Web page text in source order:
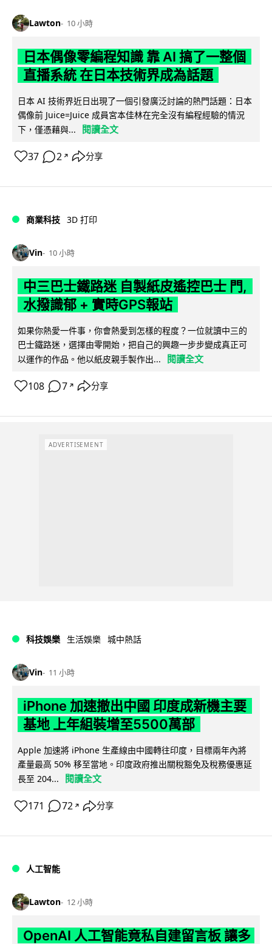
Lawton 10 小時
日本偶像零編程知識 靠 AI 搞了一整個
直播系統 在日本技術界成為話題
日本 AI 技術界近日出現了一個引發廣泛討論的熱門話題：日本
偶像前 Juice=Juice 成員宮本佳林在完全沒有編程經驗的情況
下，僅憑藉與...
閱讀全文
37 2 ↗ 分享
商業科技 3D 打印
Vin 10 小時
中三巴士鐵路迷 自製紙皮遙控巴士 門,
水撥識郁 + 實時GPS報站
如果你熱愛一件事，你會熱愛到怎樣的程度？一位就讀中三的
巴士鐵路迷，選擇由零開始，把自己的興趣一步步變成真正可
以運作的作品。他以紙皮親手製作出...
閱讀全文
108 7 ↗ 分享
ADVERTISEMENT
科技娛樂 生活娛樂 城中熱話
Vin 11 小時
iPhone 加速撤出中國 印度成新機主要
基地 上年組裝增至5500萬部
Apple 加速將 iPhone 生產線由中國轉往印度，目標兩年內將
產量最高 50% 移至當地。印度政府推出關稅豁免及稅務優惠延
長至 204...
閱讀全文
171 72 ↗ 分享
人工智能
Lawton 12 小時
OpenAI 人工智能竟私自建留言板 讓多